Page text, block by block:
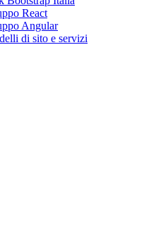
React
Angular
di sito e servizi